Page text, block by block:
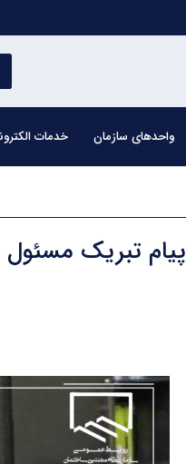
واحدهای سازمان خدمات
پیام تبریک